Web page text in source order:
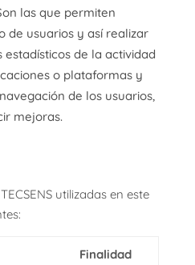
las que permiten
de usuarios y así realizar
estadísticos de la actividad
o plataformas y
de los usuarios,
mejoras.
utilizadas en este
Finalidad